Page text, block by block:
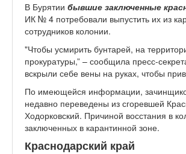
В Бурятии бывшие заключенные
ИК № 4 потребовали выпустить их из
сотрудников колонии.
"Чтобы усмирить бунтарей, на
прокуратуры,” – сообщила пресс-
вскрыли себе вены на руках, чтобы
По имеющейся информации,
недавно переведены из сгоревшей
Ходорковский. Причиной восстания в
заключенных в карантинной зоне.
Краснодарский край